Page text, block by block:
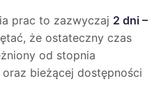
prac to zazwyczaj 2 dni –
że ostateczny czas
od stopnia
bieżącej dostępności